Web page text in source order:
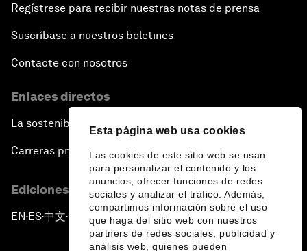
Esta página web usa cookies
Las cookies de este sitio web se usan
para personalizar el contenido y los
anuncios, ofrecer funciones de redes
sociales y analizar el tráfico. Además,
compartimos información sobre el uso
que haga del sitio web con nuestros
partners de redes sociales, publicidad y
análisis web, quienes pueden
Regístrese para recibir nuestras notas de prensa
Suscríbase a nuestros boletines
Contacte con nosotros
Enlaces directos
La sostenibilidad en el Foro
Carreras profesionales
Ediciones en otros idiomas
EN ▪ES▪中文▪ 日本語